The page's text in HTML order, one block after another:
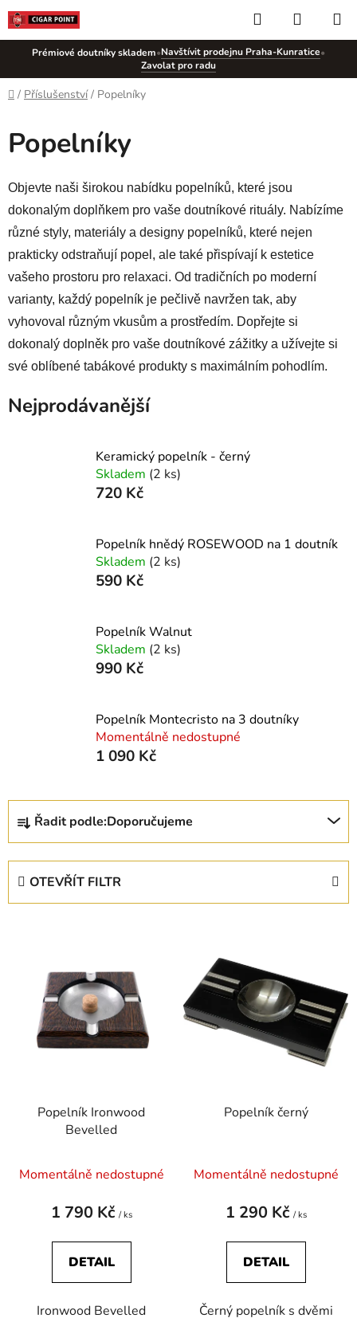
Přejít
na
obsah
Prémiové doutníky skladem•Navštívit prodejnu Praha-Kunratice•
Zavolat pro radu
Hledat
KOŠÍK
Domů
/ Příslušenství / Popelníky
Popelníky
Objevte naši širokou nabídku popelníků, které jsou
dokonalým doplňkem pro vaše doutníkové rituály. Nabízíme
různé styly, materiály a designy popelníků, které nejen
prakticky odstraňují popel, ale také přispívají k estetice
vašeho prostoru pro relaxaci. Od tradičních po moderní
varianty, každý popelník je pečlivě navržen tak, aby
vyhovoval různým vkusům a prostředím. Dopřejte si
dokonalý doplněk pro vaše doutníkové zážitky a užívejte si
své oblíbené tabákové produkty s maximálním pohodlím.
Nejprodávanější
Keramický popelník - černý
Skladem (2 ks)
720 Kč
Popelník hnědý ROSEWOOD na 1 doutník
Skladem (2 ks)
590 Kč
Popelník Walnut
Skladem (2 ks)
990 Kč
Popelník Montecristo na 3 doutníky
Momentálně nedostupné
1 090 Kč
Ř
z
Řadit podle:Doporučujeme
OTEVŘÍT FILTR
Popelník Ironwood
Bevelled
Momentálně nedostupné
1 790 Kč / ks
DETAIL
Ironwood Bevelled
Popelník černý
Momentálně nedostupné
1 290 Kč / ks
DETAIL
Černý popelník s dvěmi